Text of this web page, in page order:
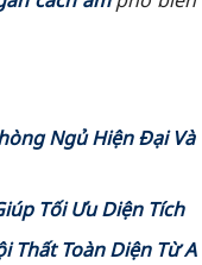
Ngủ Hiện Đại Và
Tối Ưu Diện Tích
Thất Toàn Diện Từ A